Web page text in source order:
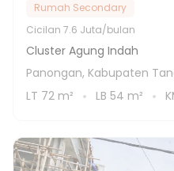
Rumah Secondary
Cicilan 7.6 Juta/bulan
Cluster Agung Indah
Panongan, Kabupaten
LT 72 m² LB 54 m²